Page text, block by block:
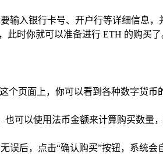
输入银行卡号、开户行等详细信息
此时你就可以准备进行 ETH 的购买了
个页面上，你可以看到各种数字货
可以使用法币金额来计算购买数量
后，点击“确认购买”按钮，系统